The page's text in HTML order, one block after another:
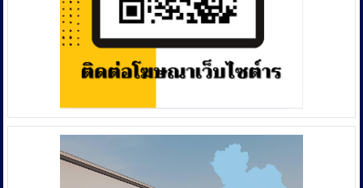
รุนแรง
และ
เคารพ
หลัก
สิทธิ
มนุษย
กรณี
การ
ทาง
ทหาร
โจมตี